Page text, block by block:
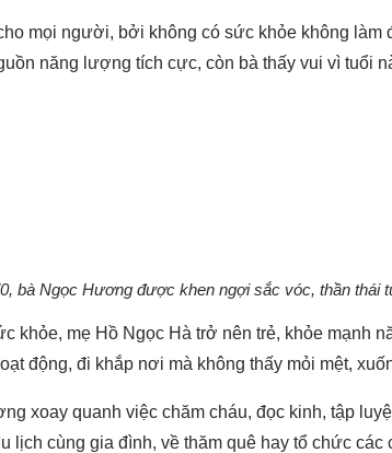
mọi người, bởi không có sức khỏe không làm
năng lượng tích cực, còn bà thấy vui vì tuổi
bà Ngọc Hương được khen ngợi sắc vóc, thần thái
khỏe, mẹ Hồ Ngọc Hà trở nên trẻ, khỏe mạnh
động, đi khắp nơi mà không thấy mỏi mệt,
xoay quanh việc chăm cháu, đọc kinh, tập
lịch cùng gia đình, về thăm quê hay tổ chức